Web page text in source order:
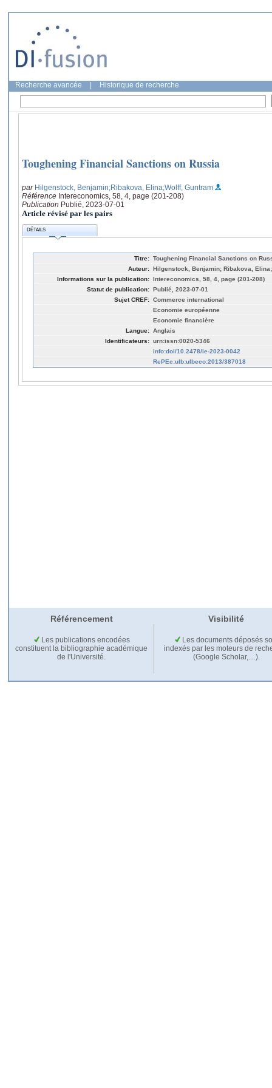
Recherche avancée Historique de recherche
Toughening Financial Sanctions on Russia
par Hilgenstock, Benjamin;Ribakova, Elina;Wolff, Guntram
Référence Intereconomics, 58, 4, page (201-208)
Publication Publié, 2023-07-01
Article révisé par les pairs
DÉTAILS
Titre: Toughening Financial Sanctions on
Auteur: Hilgenstock, Benjamin; Ribakova,
Informations sur la publication: Intereconomics, 58, 4, page (201-208)
Statut de publication: Publié, 2023-07-01
Sujet CREF: Commerce international
Economie européenne
Economie financière
Langue: Anglais
Identificateurs: urn:issn:0020-5346
info:doi/10.2478/ie-2023-0042
RePEc:ulb:ulbeco:2013/387018
Référencement Visibilité
Les publications encodées
constituent la bibliographie académique
de l'Université.
Les documents déposés
indexés par les moteurs de
(Google Scholar,…).